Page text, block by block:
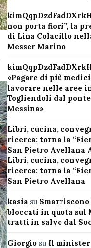
non porta fiori”, la
di Lina Colacillo
Messer Marino
«Pagare di più
lavorare nelle aree
Togliendoli dal
Messina»
Libri, cucina,
ricerca: torna la
San Pietro Avellana
Libri, cucina,
ricerca: torna la
San Pietro Avellana
kasia su
bloccati in quota sul
tratti in salvo dal
Giorgiosu Il